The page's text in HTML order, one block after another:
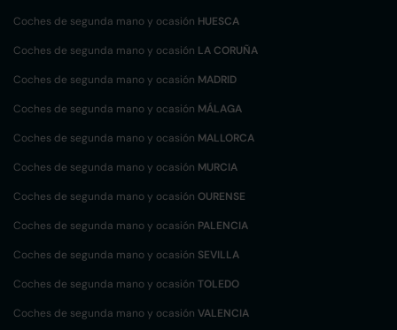
Coches de segunda mano y ocasión HUESCA
Coches de segunda mano y ocasión LA CORUÑA
Coches de segunda mano y ocasión MADRID
Coches de segunda mano y ocasión MÁLAGA
Coches de segunda mano y ocasión MALLORCA
Coches de segunda mano y ocasión MURCIA
Coches de segunda mano y ocasión OURENSE
Coches de segunda mano y ocasión PALENCIA
Coches de segunda mano y ocasión SEVILLA
Coches de segunda mano y ocasión TOLEDO
Coches de segunda mano y ocasión VALENCIA